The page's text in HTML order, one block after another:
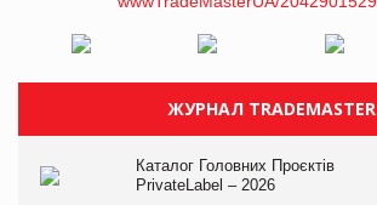
ЖУРНАЛ TRADEMASTER
Каталог Головних Проєктів
PrivateLabel – 2026